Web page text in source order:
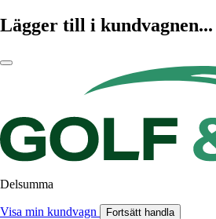
Lägger till i kundvagnen...
Delsumma
Visa min kundvagn Fortsätt handla